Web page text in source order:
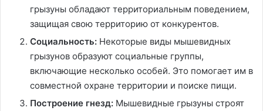
грызуны обладают территориальным поведением,
защищая свою территорию от конкурентов.
Социальность: Некоторые виды мышевидных
грызунов образуют социальные группы,
включающие несколько особей. Это помогает им в
совместной охране территории и поиске пищи.
Построение гнезд: Мышевидные грызуны строят